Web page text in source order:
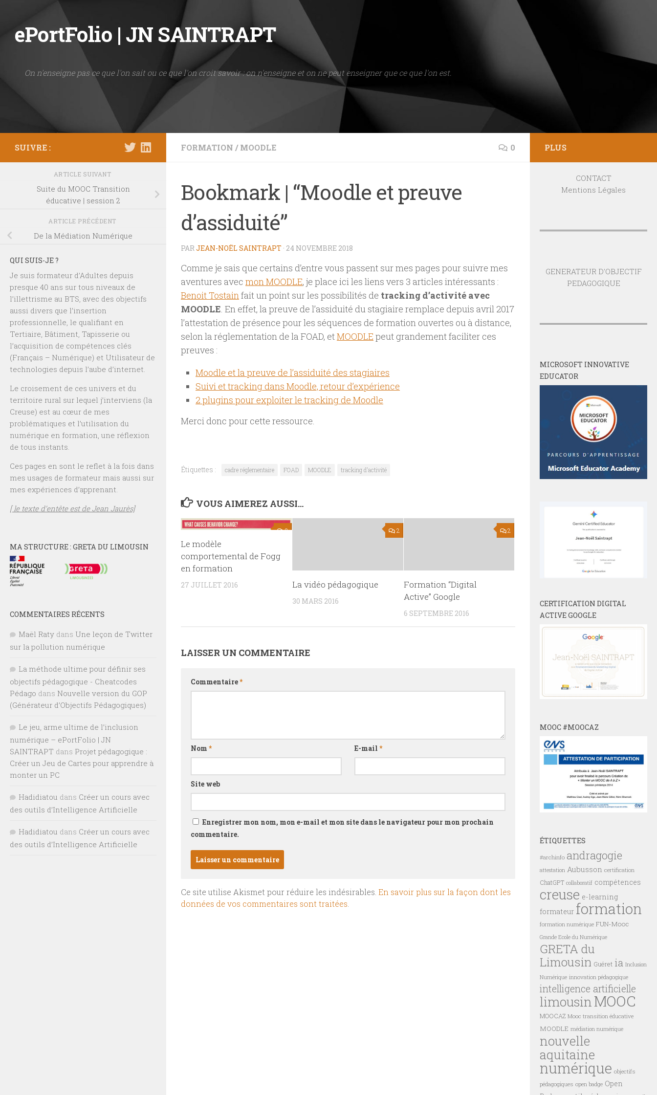
Skip to content
ePortFolio | JN SAINTRAPT
On n'enseigne pas ce que l'on sait ou ce que l'on croit savoir : on n'enseigne et on ne peut enseigner que ce que l'on est.
FORMATION / MOODLE 0
Bookmark | “Moodle et preuve
d’assiduité”
PARJEAN-NOËL SAINTRAPT · 24 NOVEMBRE 2018
Comme je sais que certains d’entre vous passent sur mes pages pour suivre mes
aventures avec mon MOODLE, je place ici les liens vers 3 articles intéressants :
Benoit Tostainfait un point sur les possibilités de tracking d’activité avec
MOODLE. En effet, la preuve de l’assiduité du stagiaire remplace depuis avril 2017
l’attestation de présence pour les séquences de formation ouvertes ou à distance,
selon la réglementation de la FOAD, etMOODLE peut grandement faciliter ces
preuves :
Moodle et la preuve de l’assiduité des stagiaires
Suivi et tracking dans Moodle, retour d’expérience
2 plugins pour exploiter le tracking de Moodle
Merci donc pour cette ressource.
Étiquettes : cadre réglementaire FOAD MOODLE tracking d'activité
VOUS AIMEREZ AUSSI...
2
Le modèle
comportemental de Fogg
en formation
27 JUILLET 2016
2
La vidéo pédagogique
30 MARS 2016
2
Formation “Digital
Active” Google
6 SEPTEMBRE 2016
LAISSER UN COMMENTAIRE
Commentaire*
Nom * E-mail *
Site web
Enregistrer mon nom, mon e-mail et mon site dans le navigateur pour mon prochain
commentaire.
Ce site utilise Akismet pour réduire les indésirables. En savoir plus sur la façon dont les
données de vos commentaires sont traitées.
SUIVRE :
ARTICLE SUIVANT
Suite du MOOC Transition
éducative | session 2
ARTICLE PRÉCÉDENT
De la Médiation Numérique
QUI SUIS-JE ?
Je suis formateur d’Adultes depuis
presque 40 ans sur tous niveaux de
l’illettrisme au BTS, avec des objectifs
aussi divers que l’insertion
professionnelle, le qualifiant en
Tertiaire, Bâtiment, Tapisserie ou
l’acquisition de compétences clés
(Français – Numérique) et Utilisateur de
technologies depuis l’aube d’internet.
Le croisement de ces univers et du
territoire rural sur lequel j’interviens (la
Creuse) est au cœur de mes
problématiques et l’utilisation du
numérique en formation, une réflexion
de tous instants.
Ces pages en sont le reflet à la fois dans
mes usages de formateur mais aussi sur
mes expériences d’apprenant.
[ le texte d’entête est de Jean Jaurès]
MA STRUCTURE : GRETA DU LIMOUSIN
COMMENTAIRES RÉCENTS
Maël Raty dans Une leçon de Twitter
sur la pollution numérique
La méthode ultime pour définir ses
objectifs pédagogique - Cheatcodes
Pédago dans Nouvelle version du GOP
(Générateur d’Objectifs Pédagogiques)
Le jeu, arme ultime de l’inclusion
numérique – ePortFolio | JN
SAINTRAPT dans Projet pédagogique :
Créer un Jeu de Cartes pour apprendre à
monter un PC
Hadidiatou dans Créer un cours avec
des outils d’Intelligence Artificielle
Hadidiatou dans Créer un cours avec
des outils d’Intelligence Artificielle
PLUS
CONTACT
Mentions Légales
GENERATEUR D'OBJECTIF
PEDAGOGIQUE
MICROSOFT INNOVATIVE
EDUCATOR
CERTIFICATION DIGITAL
ACTIVE GOOGLE
MOOC #MOOCAZ
ÉTIQUETTES
#archinfo andragogie
attestation Aubusson certification
ChatGPT collaboratif compétences
creuse e-learning
formateur formation
formation numérique FUN-Mooc
Grande Ecole du Numérique
GRETA du
Limousin Guéret ia Inclusion
Numérique innovation pédagogique
intelligence artificielle
limousin MOOC
MOOCAZ Mooc transition éducative
MOODLE médiation numérique
nouvelle
aquitaine
numérique objectifs
pédagogiques open badge Open